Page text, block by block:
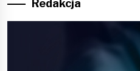
Redakcja